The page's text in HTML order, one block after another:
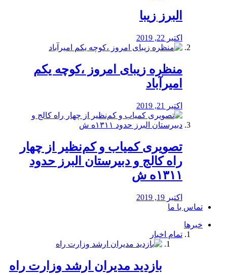
البرز زیبا
اکتبر 22, 2019
منظره‌‌ زیبای امروز ،کوچه یکم
امیرآباد
اکتبر 21, 2019
️تصویری کمیاب و کم‌نظیر از چهار
راه كالج و دبيرستان البرز حدود
۱۳۱۱ه ش
اکتبر 19, 2019
تماس با ما
خبرها
تمام اخبار
بازدید مدیران ارشد وزارت راه